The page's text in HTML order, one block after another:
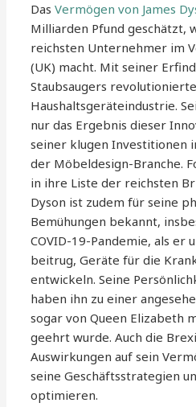
DasVermögen von James
Milliarden Pfund geschätzt,
reichsten Unternehmer im
(UK) macht. Mit seiner
Staubsaugers
Haushaltsgeräteindustrie.
nur das Ergebnis dieser
seiner klugen Investitionen
der Möbeldesign-Branche.
in ihre Liste der reichsten
Dyson ist zudem für seine
Bemühungen bekannt,
COVID-19-Pandemie, als er
beitrug, Geräte für die
entwickeln. Seine
haben ihn zu einer
sogar von Queen Elizabeth
geehrt wurde. Auch die
Auswirkungen auf sein
seine Geschäftsstrategien
optimieren.